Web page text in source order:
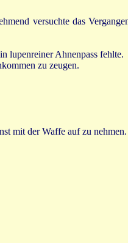
versuchte das
lupenreiner Ahnenpass fehlte.
zu zeugen.
mit der Waffe auf zu nehmen.